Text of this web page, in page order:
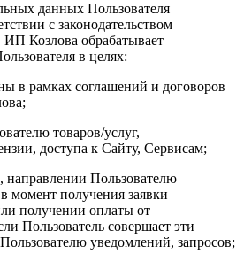
данных Пользователя
с законодательством
Козловa обрабатывает
в целях:
в рамках соглашений и договоров
товаров/услуг,
доступа к Сайту, Сервисам;
направлении Пользователю
момент получения заявки
получении оплаты от
Пользователь совершает эти
уведомлений, запросов;